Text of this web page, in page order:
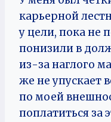
карьерной
у цели, пока не
понизили в
из-за наглого
же не упускает
по моей
поплатиться за